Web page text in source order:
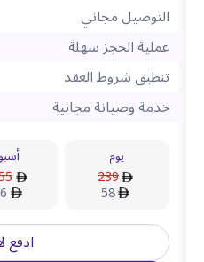
التوصيل مجاني
عملية الحجز سهلة
تنطبق شروط العقد
خدمة وصيانة مجانية
يوم
239
58
ادفع